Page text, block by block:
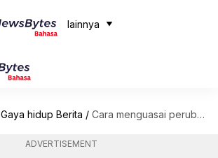
lainnya
Gaya hidup Berita / Cara menguasai perubahan pakaian yang pas
ADVERTISEMENT